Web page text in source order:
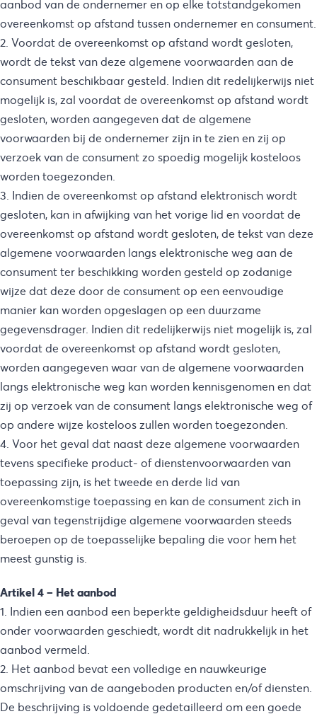
aanbod van de ondernemer en op elke totstandgekomen
overeenkomst op afstand tussen ondernemer en consument.
2. Voordat de overeenkomst op afstand wordt gesloten,
wordt de tekst van deze algemene voorwaarden aan de
consument beschikbaar gesteld. Indien dit redelijkerwijs niet
mogelijk is, zal voordat de overeenkomst op afstand wordt
gesloten, worden aangegeven dat de algemene
voorwaarden bij de ondernemer zijn in te zien en zij op
verzoek van de consument zo spoedig mogelijk kosteloos
worden toegezonden.
3. Indien de overeenkomst op afstand elektronisch wordt
gesloten, kan in afwijking van het vorige lid en voordat de
overeenkomst op afstand wordt gesloten, de tekst van deze
algemene voorwaarden langs elektronische weg aan de
consument ter beschikking worden gesteld op zodanige
wijze dat deze door de consument op een eenvoudige
manier kan worden opgeslagen op een duurzame
gegevensdrager. Indien dit redelijkerwijs niet mogelijk is, zal
voordat de overeenkomst op afstand wordt gesloten,
worden aangegeven waar van de algemene voorwaarden
langs elektronische weg kan worden kennisgenomen en dat
zij op verzoek van de consument langs elektronische weg of
op andere wijze kosteloos zullen worden toegezonden.
4. Voor het geval dat naast deze algemene voorwaarden
tevens specifieke product- of dienstenvoorwaarden van
toepassing zijn, is het tweede en derde lid van
overeenkomstige toepassing en kan de consument zich in
geval van tegenstrijdige algemene voorwaarden steeds
beroepen op de toepasselijke bepaling die voor hem het
meest gunstig is.
Artikel 4 – Het aanbod
1. Indien een aanbod een beperkte geldigheidsduur heeft of
onder voorwaarden geschiedt, wordt dit nadrukkelijk in het
aanbod vermeld.
2. Het aanbod bevat een volledige en nauwkeurige
omschrijving van de aangeboden producten en/of diensten.
De beschrijving is voldoende gedetailleerd om een goede